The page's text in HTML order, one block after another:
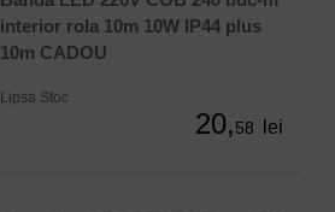
interior rola 10m 10W IP44 plus
10m CADOU
Lipsa Stoc
20,58 lei